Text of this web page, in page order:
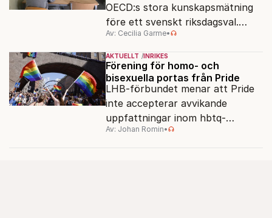
OECD:s stora kunskapsmätning
före ett svenskt riksdagsval.
Resultatet kan ge skolfrågan ny
kraft under valrörelsens sista
dagar.
Av: Cecilia Garme•
AKTUELLT INRIKES
Förening för homo- och
bisexuella portas från Pride
LHB-förbundet menar att Pride
inte accepterar avvikande
uppfattningar inom hbtq-
rörelsen. "Vi har inga problem
Av: Johan Romin•